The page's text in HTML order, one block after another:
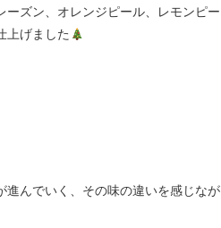
ズン、オレンジピール、レモンピー
上げました
進んでいく、その味の違いを感じなが